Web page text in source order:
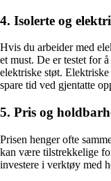
4. Isolerte og
Hvis du arbeider med
et must. De er testet for
elektriske støt.
spare tid ved gjentatte
5. Pris og
Prisen henger ofte
kan være tilstrekkelige
investere i verktøy med